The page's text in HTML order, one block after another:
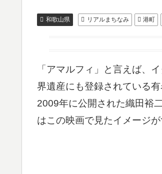
和歌山県 リアルまちなみ 港町
「アマルフィ」と言えば、
界遺産にも登録されている有
2009年に公開された織田裕
はこの映画で見たイメージ